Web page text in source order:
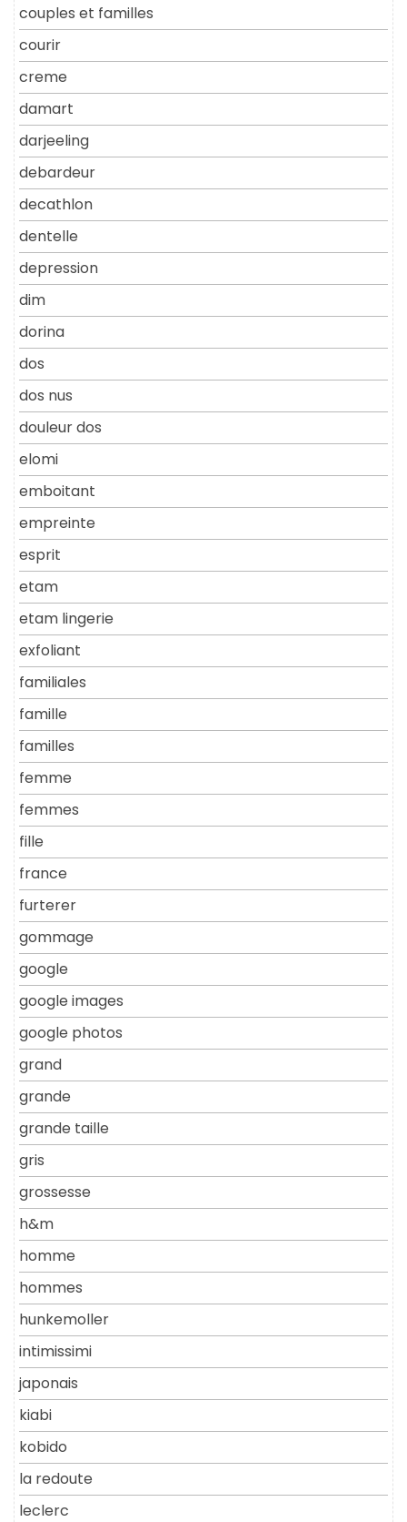
couples et familles
courir
creme
damart
darjeeling
debardeur
decathlon
dentelle
depression
dim
dorina
dos
dos nus
douleur dos
elomi
emboitant
empreinte
esprit
etam
etam lingerie
exfoliant
familiales
famille
familles
femme
femmes
fille
france
furterer
gommage
google
google images
google photos
grand
grande
grande taille
gris
grossesse
h&m
homme
hommes
hunkemoller
intimissimi
japonais
kiabi
kobido
la redoute
leclerc